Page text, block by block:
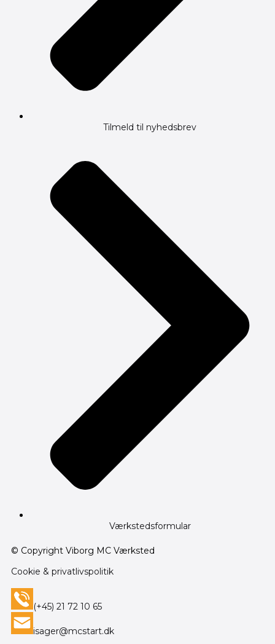
Tilmeld til nyhedsbrev
Værkstedsformular
© Copyright Viborg MC Værksted
Cookie & privatlivspolitik
(+45) 21 72 10 65
isager@mcstart.dk